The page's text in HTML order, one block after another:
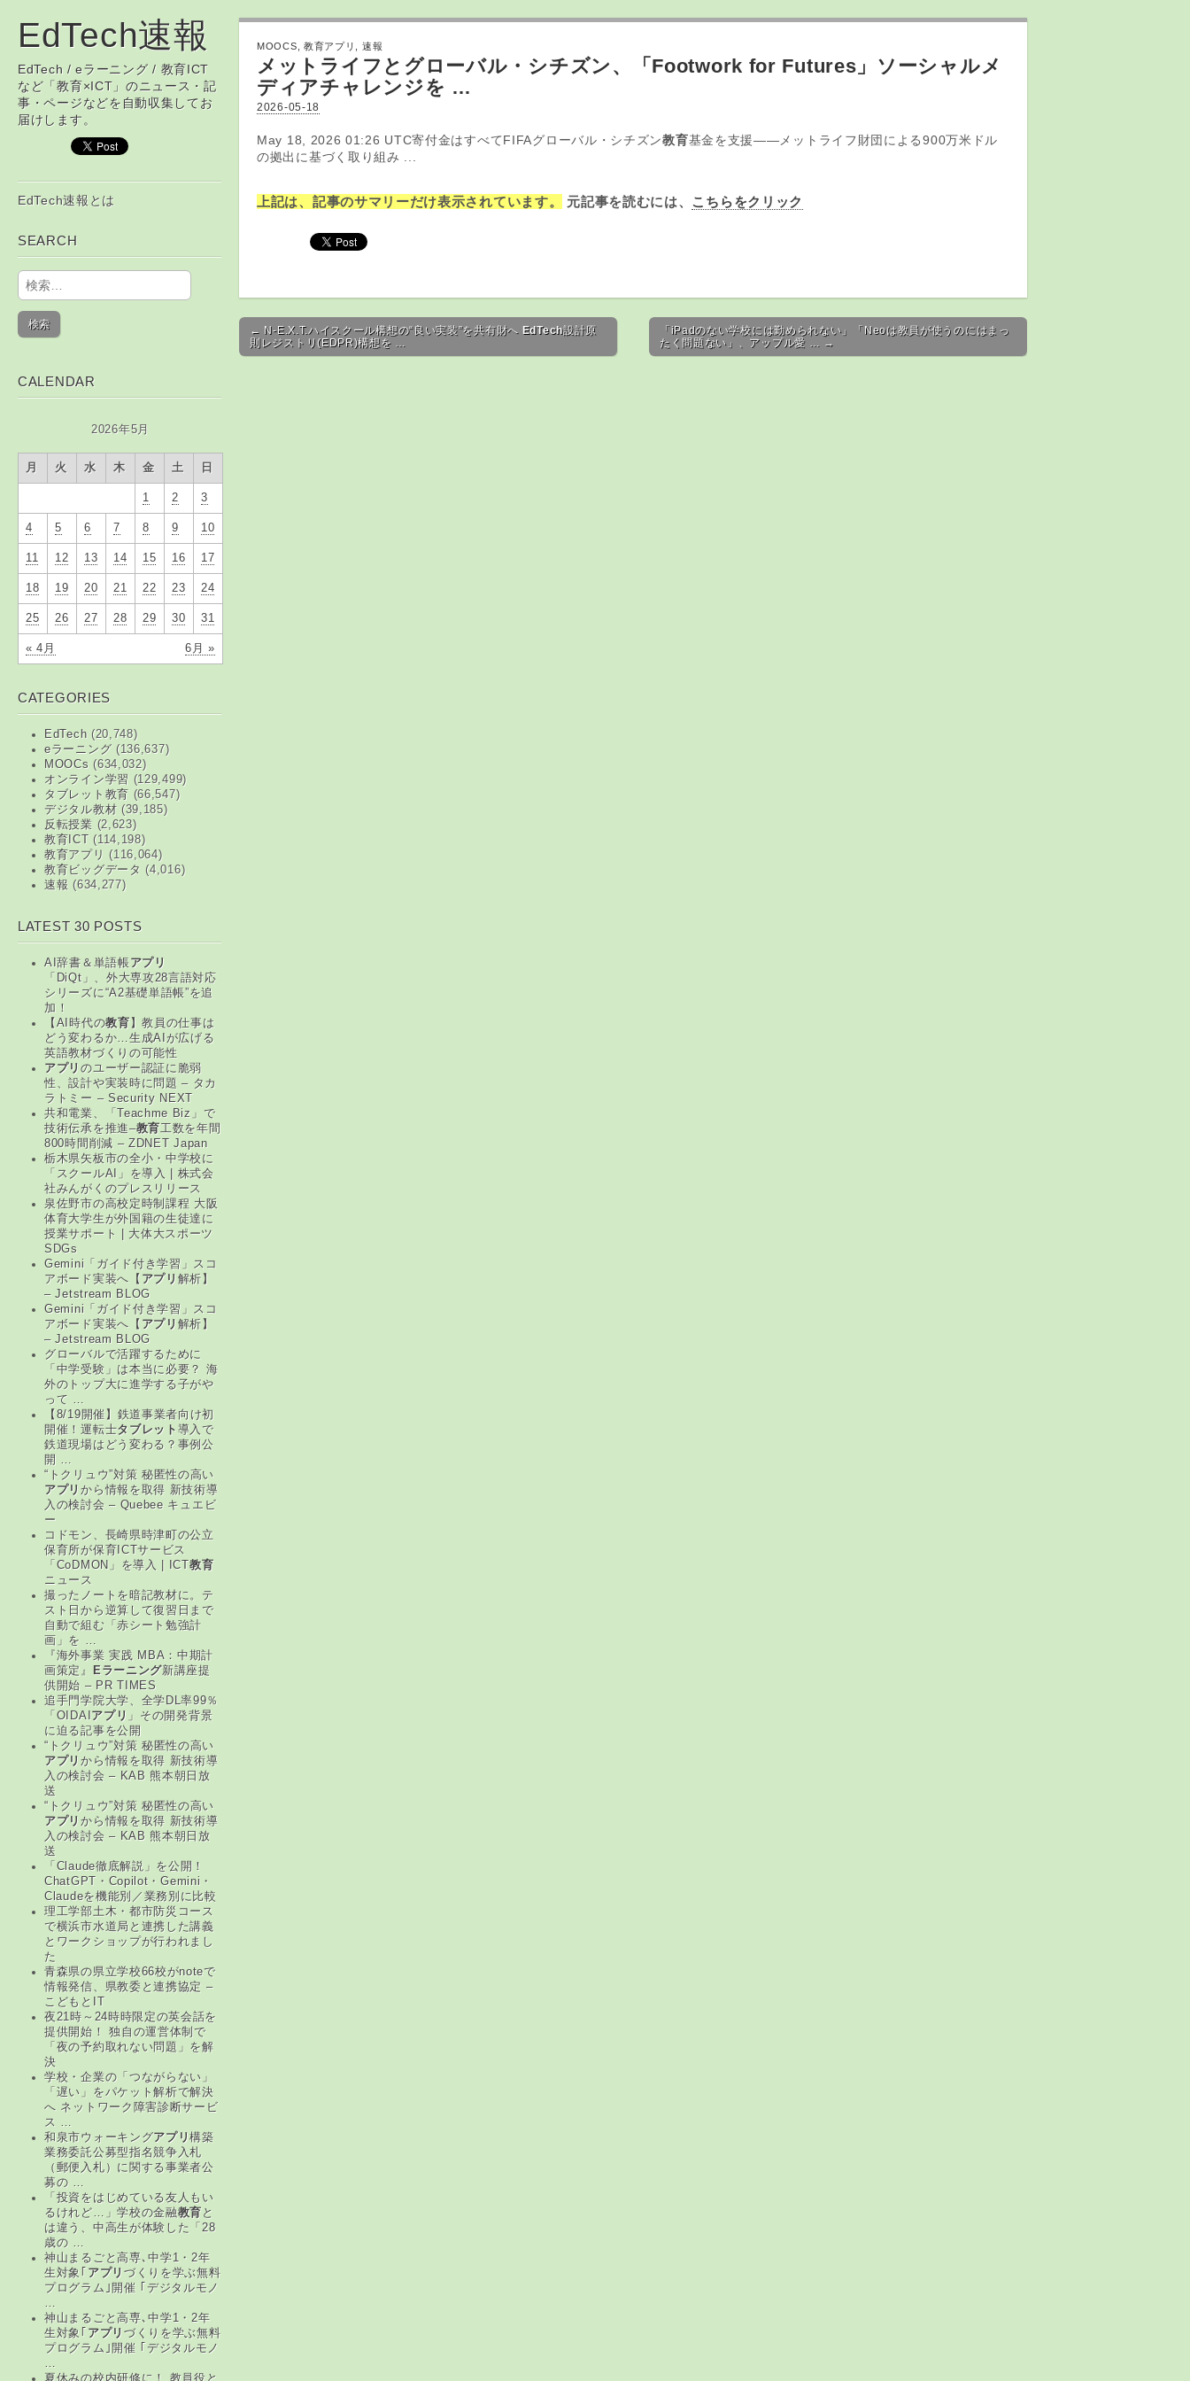
EdTech速報
EdTech / eラーニング / 教育ICT
など「教育×ICT」のニュース・記
事・ページなどを自動収集してお
届けします。
Skip to content
EdTech速報とは
SEARCH
検索:
CALENDAR
2026年5月
月 火 水 木 金 土 日
« 4月 6月 »
1 2 3
4 5 6 7 8 9 10
11 12 13 14 15 16 17
18 19 20 21 22 23 24
25 26 27 28 29 30 31
CATEGORIES
EdTech (20,748)
eラーニング(136,637)
MOOCs (634,032)
オンライン学習 (129,499)
タブレット教育 (66,547)
デジタル教材(39,185)
反転授業 (2,623)
教育ICT(114,198)
教育アプリ (116,064)
教育ビッグデータ (4,016)
速報 (634,277)
LATEST 30 POSTS
AI辞書＆単語帳アプリ
「DiQt」、外大専攻28言語対応
シリーズに“A2基礎単語帳”を追
加！
【AI時代の教育】教員の仕事は
どう変わるか…生成AIが広げる
英語教材づくりの可能性
アプリのユーザー認証に脆弱
性、設計や実装時に問題 – タカ
ラトミー – Security NEXT
共和電業、「Teachme Biz」で
技術伝承を推進–教育工数を年間
800時間削減 – ZDNET Japan
栃木県矢板市の全小・中学校に
「スクールAI」を導入 | 株式会
社みんがくのプレスリリース
泉佐野市の高校定時制課程 大阪
体育大学生が外国籍の生徒達に
授業サポート | 大体大スポーツ
SDGs
Gemini「ガイド付き学習」スコ
アボード実装へ【 アプリ 解析】
– Jetstream BLOG
Gemini「ガイド付き学習」スコ
アボード実装へ【 アプリ 解析】
– Jetstream BLOG
グローバルで活躍するために
「中学受験」は本当に必要？ 海
外のトップ大に進学する子がや
って …
【8/19開催】鉄道事業者向け初
開催！運転士タブレット 導入で
鉄道現場はどう変わる？事例公
開 …
“トクリュウ”対策 秘匿性の高い
アプリから情報を取得 新技術導
入の検討会 – Quebee キュエビ
ー
コドモン、長崎県時津町の公立
保育所が保育ICTサービス
「CoDMON」を導入 | ICT教育
ニュース
撮ったノートを暗記教材に。テ
スト日から逆算して復習日まで
自動で組む「赤シート勉強計
画」を …
『海外事業 実践 MBA：中期計
画策定』
Eラーニング新講座提
供開始 – PR TIMES
追手門学院大学、全学DL率99％
「OIDAI アプリ 」その開発背景
に迫る記事を公開
“トクリュウ”対策 秘匿性の高い
アプリから情報を取得 新技術導
入の検討会 – KAB 熊本朝日放
送
“トクリュウ”対策 秘匿性の高い
アプリから情報を取得 新技術導
入の検討会 – KAB 熊本朝日放
送
「Claude徹底解説」を公開！
ChatGPT・Copilot・Gemini・
Claudeを機能別／業務別に比較
理工学部土木・都市防災コース
で横浜市水道局と連携した講義
とワークショップが行われまし
た
青森県の県立学校66校がnoteで
情報発信、県教委と連携協定 –
こどもとIT
夜21時～24時時限定の英会話を
提供開始！ 独自の運営体制で
「夜の予約取れない問題」を解
決
学校・企業の「つながらない」
「遅い」をパケット解析で解決
へ ネットワーク障害診断サービ
ス …
和泉市ウォーキングアプリ構築
業務委託公募型指名競争入札
（郵便入札）に関する事業者公
募の …
「投資をはじめている友人もい
るけれど…」学校の金融教育と
は違う、中高生が体験した「28
歳の …
神山まるごと高専､中学1・2年
生対象｢ アプリ づくりを学ぶ無料
プログラム｣開催 ｢デジタルモノ
…
神山まるごと高専､中学1・2年
生対象｢ アプリ づくりを学ぶ無料
プログラム｣開催 ｢デジタルモノ
…
夏休みの校内研修に！ 教員役と
MOOCS 教育アプリ 速報
メットライフとグローバル・シチズン、「Footwork for Futures」ソーシャルメ
ディアチャレンジを …
2026-05-18
May 18, 2026 01:26 UTC寄付金はすべてFIFAグローバル・シチズン教育基金を支援――メットライフ財団による900万米ドル
の拠出に基づく取り組み ...
上記は、記事のサマリーだけ表示されています。 元記事を読むには、 こちらをクリック
Post navigation
← N-E.X.T.ハイスクール構想の“良い実装”を共有財へ EdTech設計原
則レジストリ(EDPR)構想を …
「iPadのない学校には勤められない」「Neoは教員が使うのにはまっ
たく問題ない」、アップル愛 … →